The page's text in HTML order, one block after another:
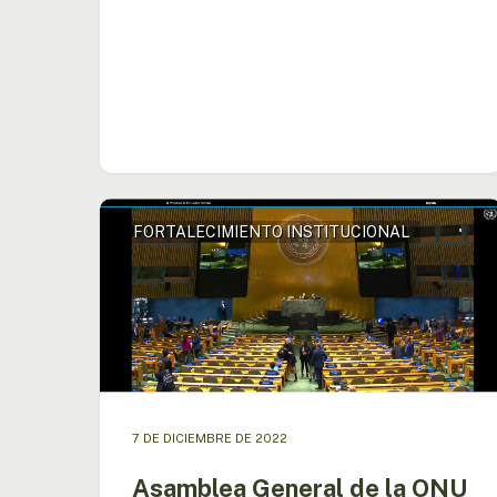
Asamblea
General
ONU
otorga
Observadora
FORTALECIMIENTO INSTITUCIONAL
7 DE DICIEMBRE DE 2022
Asamblea General de la ONU